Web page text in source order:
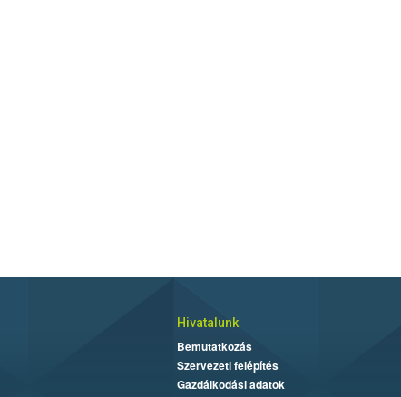
Hivatalunk
Bemutatkozás
Szervezeti felépítés
Gazdálkodási adatok